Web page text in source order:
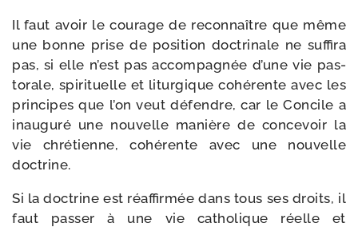
Il faut avoir le cou­rage de recon­naître que même
une bonne prise de posi­tion doc­tri­nale ne suf­fi­ra
pas, si elle n’est pas accom­pa­gnée d’une vie pas­
to­rale, spi­ri­tuelle et litur­gique cohé­rente avec les
prin­cipes que l’on veut défendre, car le Concile a
inau­gu­ré une nou­velle manière de conce­voir la
vie chré­tienne, cohé­rente avec une nou­velle
doctrine.
Si la doc­trine est réaf­fir­mée dans tous ses droits, il
faut pas­ser à une vie catho­lique réelle et